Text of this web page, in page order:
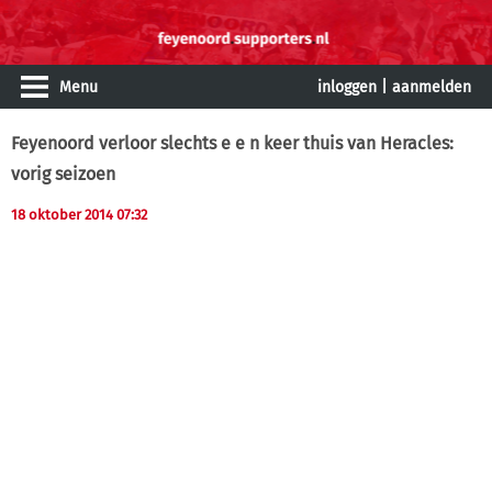
Menu inloggen aanmelden
Feyenoord verloor slechts e e n keer thuis van Heracles:
vorig seizoen
18 oktober 2014 07:32